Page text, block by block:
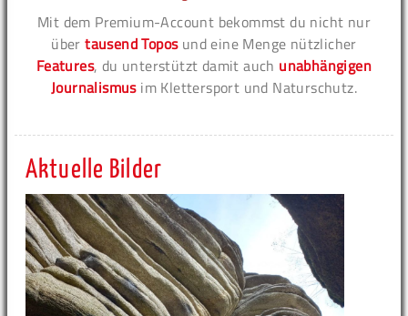
Mit dem Premium-Account bekommst du nicht nur
übertausend Toposund eine Menge nützlicher
Features, du unterstützt damit auch unabhängigen
Journalismusim Klettersport und Naturschutz.
Aktuelle Bilder